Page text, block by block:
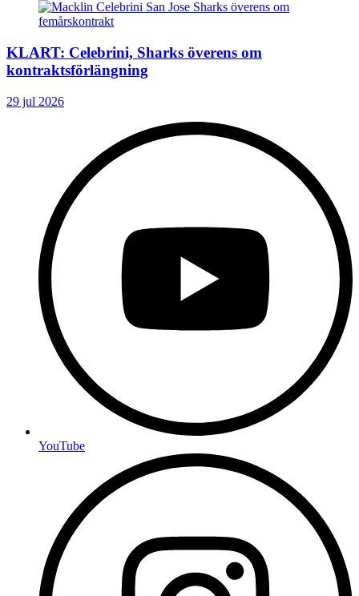
KLART: Celebrini, Sharks överens om
kontraktsförlängning
29 jul 2026
YouTube